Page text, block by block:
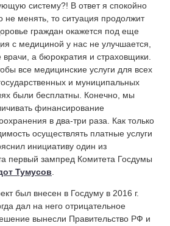
систему?! В ответ я спокойно
не менять, то ситуация продолжит
граждан окажется под еще
с медициной у нас не улучшается,
а бюрократия и страховщики.
все медицинские услуги для всех
и муниципальных
были бесплатны. Конечно, мы
финансирование
в два-три раза. Как только
осуществлять платные услуги
инициативу один из
первый зампред Комитета Госдумы
Тумусов
был внесен в Госдуму в 2016 г.
дал на него отрицательное
вынесли Правительство РФ и